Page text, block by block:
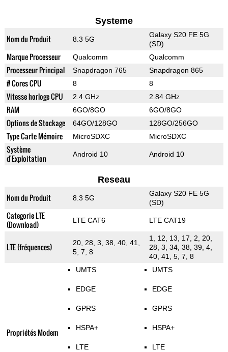
Systeme
Nom du Produit 8.3 5G
Galaxy S20 FE 5G
(SD)
Marque Processeur Qualcomm Qualcomm
Processeur Principal Snapdragon 765 Snapdragon 865
# Cores CPU 8 8
Vitesse horloge CPU 2.4 GHz 2.84 GHz
RAM 6GO/8GO 6GO/8GO
Options de Stockage 64GO/128GO 128GO/256GO
Type Carte Mémoire MicroSDXC MicroSDXC
Système
d'Exploitation
Android 10 Android 10
Reseau
Nom du Produit 8.3 5G
Galaxy S20 FE 5G
(SD)
Categorie LTE
(Download)
LTE CAT6 LTE CAT19
LTE (fréquences)
20, 28, 3, 38, 40, 41,
5, 7, 8
1, 12, 13, 17, 2, 20,
28, 3, 34, 38, 39, 4,
40, 41, 5, 7, 8
Propriétés Modem
UMTS
EDGE
GPRS
HSPA+
LTE
UMTS
EDGE
GPRS
HSPA+
LTE